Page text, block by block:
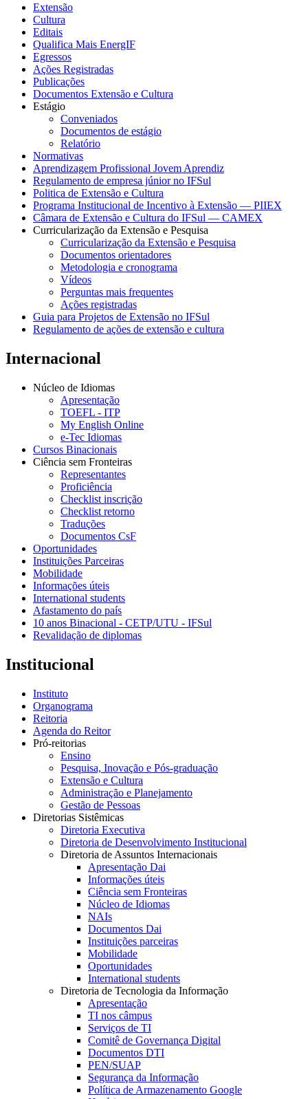
Extensão
Cultura
Editais
Qualifica Mais EnergIF
Egressos
Ações Registradas
Publicações
Documentos Extensão e Cultura
Estágio
Conveniados
Documentos de estágio
Relatório
Normativas
Aprendizagem Profissional Jovem Aprendiz
Regulamento de empresa júnior no IFSul
Politica de Extensão e Cultura
Programa Institucional de Incentivo à Extensão — PIIEX
Câmara de Extensão e Cultura do IFSul — CAMEX
Curricularização da Extensão e Pesquisa
Curricularização da Extensão e Pesquisa
Documentos orientadores
Metodologia e cronograma
Vídeos
Perguntas mais frequentes
Ações registradas
Guia para Projetos de Extensão no IFSul
Regulamento de ações de extensão e cultura
Internacional
Núcleo de Idiomas
Apresentação
TOEFL - ITP
My English Online
e-Tec Idiomas
Cursos Binacionais
Ciência sem Fronteiras
Representantes
Proficiência
Checklist inscrição
Checklist retorno
Traduções
Documentos CsF
Oportunidades
Instituições Parceiras
Mobilidade
Informações úteis
International students
Afastamento do país
10 anos Binacional - CETP/UTU - IFSul
Revalidação de diplomas
Institucional
Instituto
Organograma
Reitoria
Agenda do Reitor
Pró-reitorias
Ensino
Pesquisa, Inovação e Pós-graduação
Extensão e Cultura
Administração e Planejamento
Gestão de Pessoas
Diretorias Sistêmicas
Diretoria Executiva
Diretoria de Desenvolvimento Institucional
Diretoria de Assuntos Internacionais
Apresentação Dai
Informações úteis
Ciência sem Fronteiras
Núcleo de Idiomas
NAIs
Documentos Dai
Instituições parceiras
Mobilidade
Oportunidades
International students
Diretoria de Tecnologia da Informação
Apresentação
TI nos câmpus
Serviços de TI
Comitê de Governança Digital
Documentos DTI
PEN/SUAP
Segurança da Informação
Política de Armazenamento Google